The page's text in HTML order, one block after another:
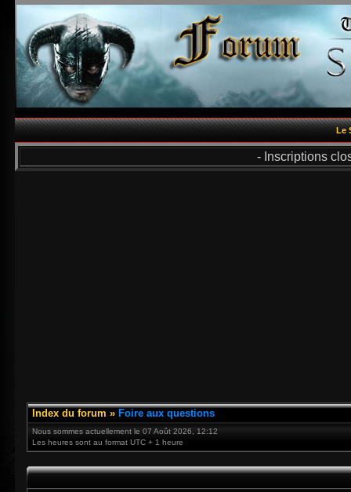
Le
- Inscriptions
Index du forum » Foire aux questions
Nous sommes actuellement le 07 Août 2026, 12:12
Les heures sont au format UTC + 1 heure